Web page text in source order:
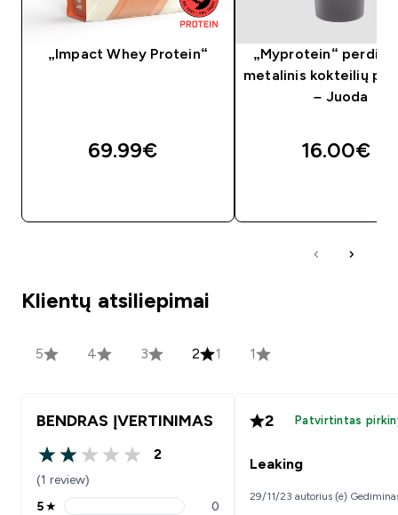
„Impact Whey Protein“
69.99€‎
„Myprotein“
metalinis kokteilių
– Juoda
16.00€‎
Klientų atsiliepimai
5 4 3 2 1 1
BENDRAS ĮVERTINIMAS
2 out of 5 stars
2
(1 review)
5★ 0
2 Patvirtintas
Leaking
29/11/23 autorius (ė)